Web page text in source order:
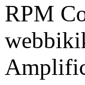
RPM